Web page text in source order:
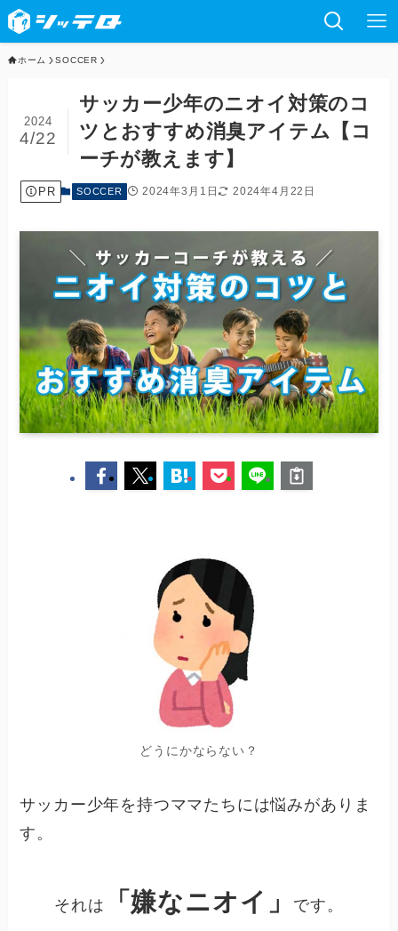
ホーム SOCCER
サッカー少年のニオイ対策のコ
ツとおすすめ消臭アイテム【コ
ーチが教えます】
2024
4/22
PR SOCCER 2024年3月1日 2024年4月22日
どうにかならない？
サッカー少年を持つママたちには悩みがありま
す。
それは 「嫌なニオイ」 です。